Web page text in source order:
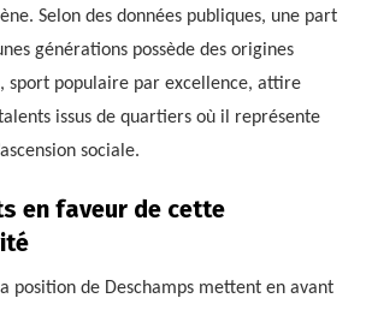
Selon des données publiques, une part
générations possède des origines
sport populaire par excellence, attire
issus de quartiers où il représente
sociale.
en faveur de cette
position de Deschamps mettent en avant